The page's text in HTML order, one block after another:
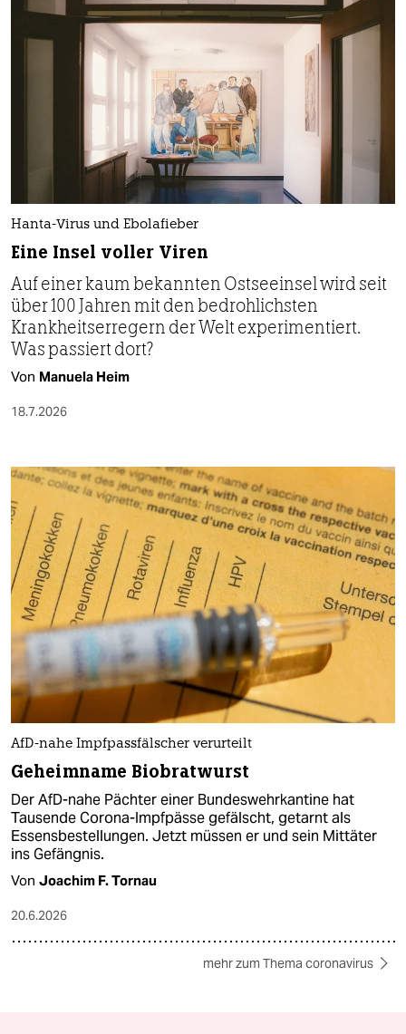
Hanta-Virus und Ebolafieber
Eine Insel voller Viren
Auf einer kaum bekannten Ostseeinsel wird seit
über 100 Jahren mit den bedrohlichsten
Krankheitserregern der Welt experimentiert.
Was passiert dort?
Von Manuela Heim
18.7.2026
AfD-nahe Impfpassfälscher verurteilt
Geheimname Biobratwurst
Der AfD-nahe Pächter einer Bundeswehrkantine hat
Tausende Corona-Impfpässe gefälscht, getarnt als
Essensbestellungen. Jetzt müssen er und sein Mittäter
ins Gefängnis.
Von Joachim F. Tornau
20.6.2026
mehr zum Thema coronavirus